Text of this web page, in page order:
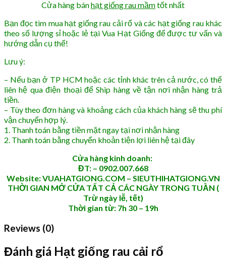
Cửa hàng bánhạt giống rau mầmtốt nhất
Bạn đọc tìm mua hạt giống rau cải rổ và các hạt giống rau khác
theo số lượng sỉ hoặc lẻ tại Vua Hạt Giống để được tư vấn và
hướng dẫn cụ thể!
Lưu ý:
– Nếu bạn ở TP HCM hoặc các tỉnh khác trên cả nước, có thể
liên hệ qua điện thoại để Ship hàng về tận nơi nhận hàng trả
tiền.
– Tùy theo đơn hàng và khoảng cách của khách hàng sẽ thu phí
vận chuyển hợp lý.
1. Thanh toán bằng tiền mặt ngay tại nơi nhận hàng
2. Thanh toán bằng chuyển khoản tiện lợi liên hệ tại đây
Cửa hàng kinh doanh:
ĐT: – 0902.007.668
Website: VUAHATGIONG.COM – SIEUTHIHATGIONG.VN
THỜI GIAN MỞ CỬA TẤT CẢ CÁC NGÀY TRONG TUẦN (
Trừ ngày lễ, tết)
Thời gian từ: 7h 30 – 19h
Reviews (0)
Đánh giá Hạt giống rau cải rổ